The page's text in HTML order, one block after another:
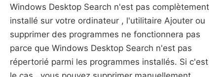
Windows Desktop Search n'est pas complètement
installé sur votre ordinateur , l'utilitaire Ajouter ou
supprimer des programmes ne fonctionnera pas
parce que Windows Desktop Search n'est pas
répertorié parmi les programmes installés. Si c'est